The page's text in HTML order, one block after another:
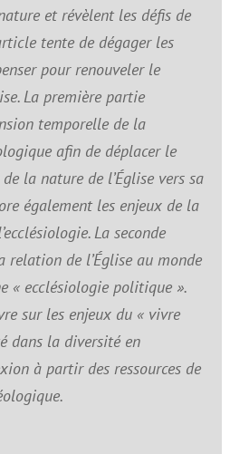
et révèlent les défis de
tente de dégager les
pour renouveler le
La première partie
temporelle de la
afin de déplacer le
la nature de l’Église vers sa
également les enjeux de la
La seconde
relation de l’Église au monde
« ecclésiologie politique ».
sur les enjeux du « vivre
dans la diversité en
à partir des ressources de